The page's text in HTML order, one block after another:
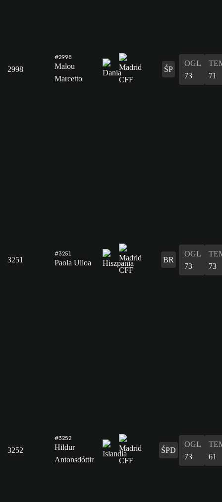
2998
#2998
Malou
Marcetto
ŚP
OGL
73
71
3251
#3251
Paola Ulloa BR
OGL
73
73
3252
#3252
Hildur
Antonsdóttir
ŚPD
OGL
73
61